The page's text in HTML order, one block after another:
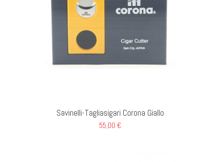
Savinelli-Tagliasigari Corona Giallo
55,00 €